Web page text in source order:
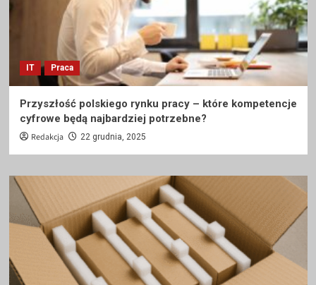
IT Praca
Przyszłość polskiego rynku pracy – które kompetencje
cyfrowe będą najbardziej potrzebne?
Redakcja 22 grudnia, 2025